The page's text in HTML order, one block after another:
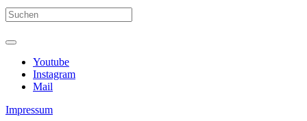
Youtube
Instagram
Mail
Impressum